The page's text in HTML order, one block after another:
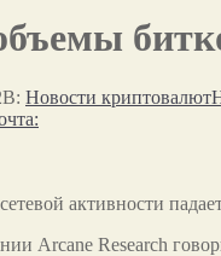
В: Новости криптовалют
активности
Arcane Research